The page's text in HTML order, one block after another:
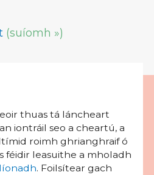
(suíomh »)
thuas tá láncheart
iontráil seo a cheartú, a
roimh ghrianghraif ó
féidir leasuithe a mholadh
. Foilsítear gach